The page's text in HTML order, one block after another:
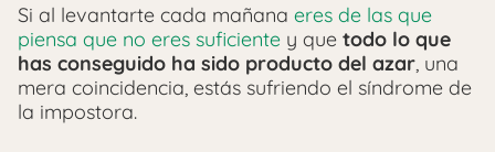
Si al levantarte cada mañana eres de las que
piensa que no eres suficiente y que todo lo que
has conseguido ha sido producto del azar, una
mera coincidencia, estás sufriendo el síndrome de
la impostora.